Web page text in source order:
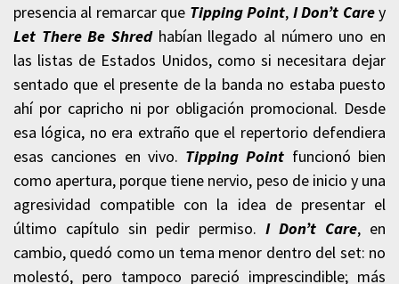
presencia al remarcar que Tipping Point, I Don’t Carey
Let There Be Shredhabían llegado al número uno en
las listas de Estados Unidos, como si necesitara dejar
sentado que el presente de la banda no estaba puesto
ahí por capricho ni por obligación promocional. Desde
esa lógica, no era extraño que el repertorio defendiera
esas canciones en vivo. Tipping Point funcionó bien
como apertura, porque tiene nervio, peso de inicio y una
agresividad compatible con la idea de presentar el
último capítulo sin pedir permiso. I Don’t Care, en
cambio, quedó como un tema menor dentro del set: no
molestó, pero tampoco pareció imprescindible; más